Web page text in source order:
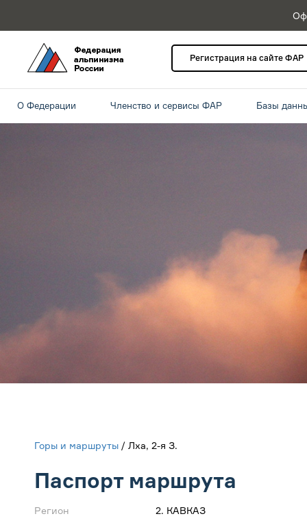
Регистрация на сайте ФАР
О Федерации Членство и сервисы ФАР Базы
Горы и маршруты / Лха, 2-я З.
Паспорт маршрута
Регион
2. КАВКАЗ